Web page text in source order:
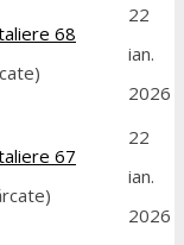
68
22
ian.
2026
67
22
ian.
2026